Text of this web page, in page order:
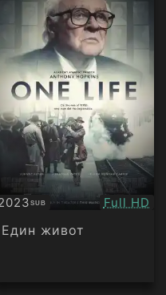
SUB Full HD
Един живот